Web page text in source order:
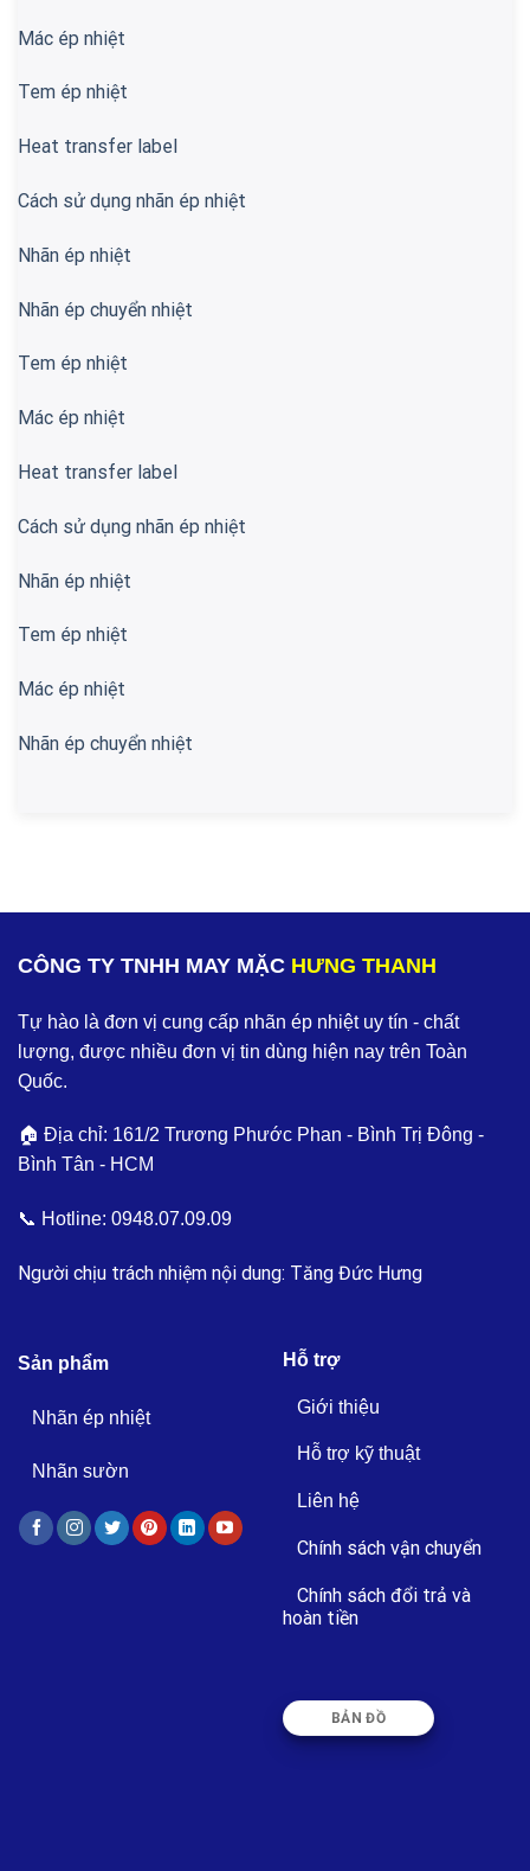
Mác ép nhiệt
Tem ép nhiệt
Heat transfer label
Cách sử dụng nhãn ép nhiệt
Nhãn ép nhiệt
Nhãn ép chuyển nhiệt
Tem ép nhiệt
Mác ép nhiệt
Heat transfer label
Cách sử dụng nhãn ép nhiệt
Nhãn ép nhiệt
Tem ép nhiệt
Mác ép nhiệt
Nhãn ép chuyển nhiệt
CÔNG TY TNHH MAY MẶC HƯNG THANH
Tự hào là đơn vị cung cấp nhãn ép nhiệt uy tín - chất
lượng, được nhiều đơn vị tin dùng hiện nay trên Toàn
Quốc.
🏠 Địa chỉ: 161/2 Trương Phước Phan - Bình Trị Đông -
Bình Tân - HCM
📞 Hotline: 0948.07.09.09
Người chịu trách nhiệm nội dung: Tăng Đức Hưng
Sản phẩm
Nhãn ép nhiệt
Nhãn sườn
Hỗ trợ
Giới thiệu
Hỗ trợ kỹ thuật
Liên hệ
Chính sách vận chuyển
Chính sách đổi trả và
hoàn tiền
BẢN ĐỒ